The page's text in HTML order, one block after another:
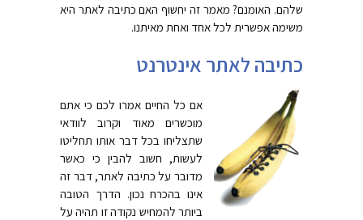
שלהם. האומנם? מאמר זה יחשוף האם כתיבה לאתר היא
משימה אפשרית לכל אחד ואחת מאיתנו.
כתיבה לאתר אינטרנט
אם כל החיים אמרו לכם כי אתם
מוכשרים מאוד וקרוב לוודאי
שתצליחו בכל דבר אותו תחליטו
לעשות, חשוב להבין כי כאשר
מדובר על כתיבה לאתר, דבר זה
אינו בהכרח נכון. הדרך הטובה
ביותר להמחיש נקודה זו תהיה על